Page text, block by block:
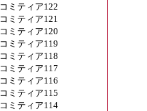
コミティア122
コミティア121
コミティア120
コミティア119
コミティア118
コミティア117
コミティア116
コミティア115
コミティア114